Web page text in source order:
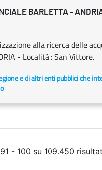
BARLETTA -
alla ricerca delle
- Località : San Vittore.
e di altri enti pubblici che
- 100 su 109.450